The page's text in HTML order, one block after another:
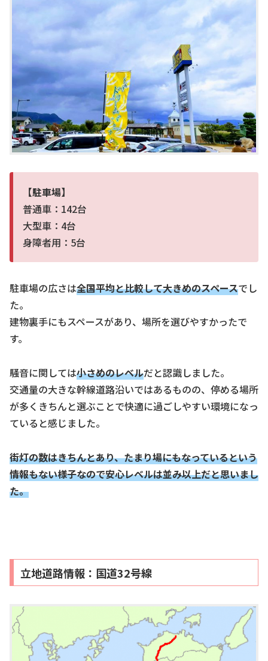
【駐車場】
普通車：142台
大型車：4台
身障者用：5台
駐車場の広さは全国平均と比較して大きめのスペースでし
た。
建物裏手にもスペースがあり、場所を選びやすかったで
す。
騒音に関しては小さめのレベルだと認識しました。
交通量の大きな幹線道路沿いではあるものの、停める場所
が多くきちんと選ぶことで快適に過ごしやすい環境になっ
ていると感じました。
街灯の数はきちんとあり、たまり場にもなっているという
情報もない様子なので安心レベルは並み以上だと思いまし
た。
立地道路情報：国道32号線